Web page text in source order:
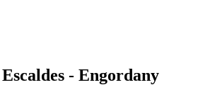
- Engordany